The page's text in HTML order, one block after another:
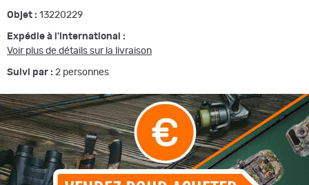
Objet : 13220229
Expédie à l'international :
Voir plus de détails sur la livraison
Suivi par : 2 personnes